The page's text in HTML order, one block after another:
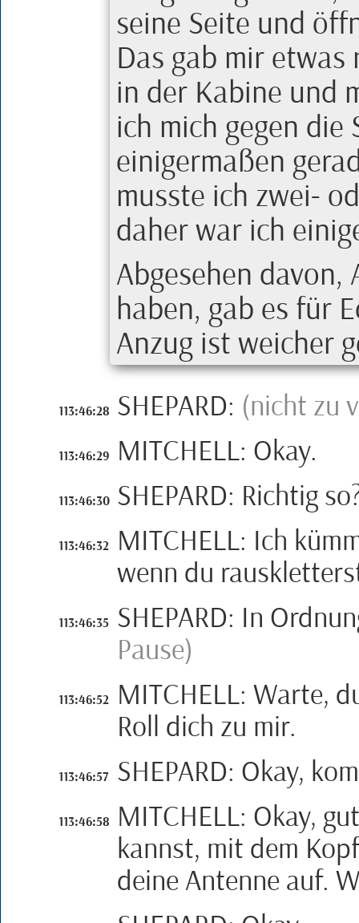
seine Seite und
Das gab mir
in der Kabine und
ich mich gegen die
einigermaßen
musste ich zwei-
daher war ich
Abgesehen davon,
haben, gab es für
Anzug ist weicher
113:46:28 SHEPARD: (nicht zu
113:46:29 MITCHELL: Okay.
113:46:30 SHEPARD: Richtig
113:46:32 MITCHELL: Ich
wenn du
113:46:35 SHEPARD: In
Pause)
113:46:52 MITCHELL: Warte,
Roll dich zu mir.
113:46:57 SHEPARD: Okay,
113:46:58 MITCHELL: Okay,
kannst, mit dem
deine Antenne auf.